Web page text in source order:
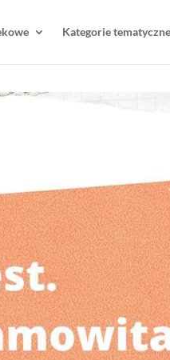
Kategorie tematyczne